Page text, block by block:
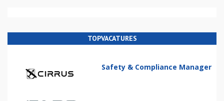
TOPVACATURES
Safety & Compliance Manager